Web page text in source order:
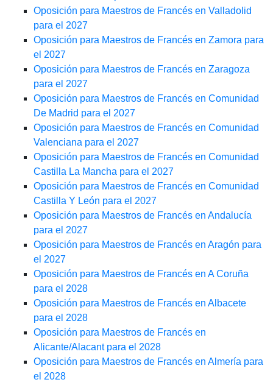
Oposición para Maestros de Francés en Valladolid
para el 2027
Oposición para Maestros de Francés en Zamora para
el 2027
Oposición para Maestros de Francés en Zaragoza
para el 2027
Oposición para Maestros de Francés en Comunidad
De Madrid para el 2027
Oposición para Maestros de Francés en Comunidad
Valenciana para el 2027
Oposición para Maestros de Francés en Comunidad
Castilla La Mancha para el 2027
Oposición para Maestros de Francés en Comunidad
Castilla Y León para el 2027
Oposición para Maestros de Francés en Andalucía
para el 2027
Oposición para Maestros de Francés en Aragón para
el 2027
Oposición para Maestros de Francés en A Coruña
para el 2028
Oposición para Maestros de Francés en Albacete
para el 2028
Oposición para Maestros de Francés en
Alicante/Alacant para el 2028
Oposición para Maestros de Francés en Almería para
el 2028